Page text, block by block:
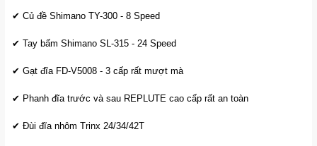
✔ Củ đề Shimano TY-300 - 8 Speed
✔ Tay bấm Shimano SL-315 - 24 Speed
✔ Gạt đĩa FD-V5008 - 3 cấp rất mượt mà
✔ Phanh đĩa trước và sau REPLUTE cao cấp rất an toàn
✔ Đùi đĩa nhôm Trinx 24/34/42T